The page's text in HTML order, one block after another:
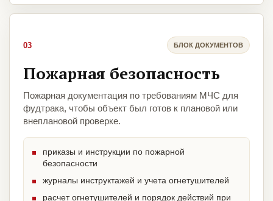
03 БЛОК ДОКУМЕНТОВ
Пожарная безопасность
Пожарная документация по требованиям МЧС для
фудтрака, чтобы объект был готов к плановой или
внеплановой проверке.
приказы и инструкции по пожарной
безопасности
журналы инструктажей и учета огнетушителей
расчет огнетушителей и порядок действий при